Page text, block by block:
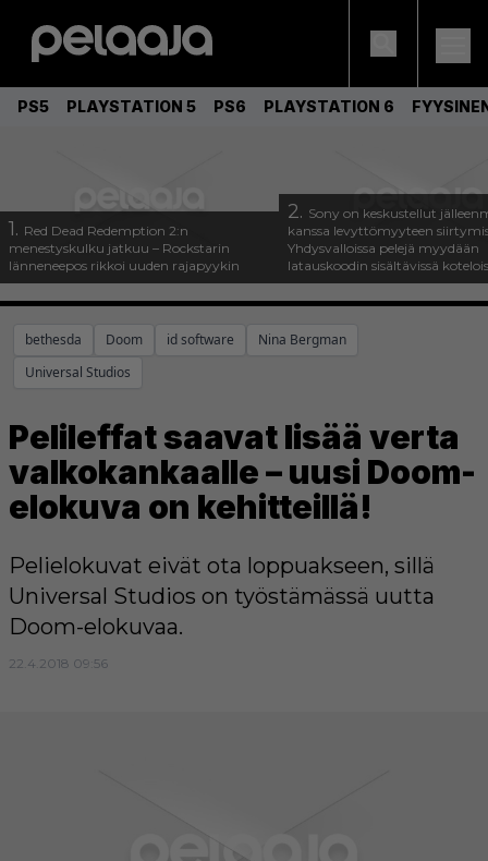
PS5 PLAYSTATION 5 PS6 PLAYSTATION 6
1. Red Dead Redemption 2:n
menestyskulku jatkuu – Rockstarin
länneneepos rikkoi uuden rajapyykin
2. Sony on keskustellut
kanssa levyttömyyteen
Yhdysvalloissa pelejä myydään
latauskoodin sisältävissä
bethesda Doom id software
Nina Bergman
Universal Studios
Pelileffat saavat lisää verta
valkokankaalle – uusi Doom-
elokuva on kehitteillä!
Pelielokuvat eivät ota loppuakseen, sillä
Universal Studios on työstämässä uutta
Doom-elokuvaa.
22.4.2018 09:56